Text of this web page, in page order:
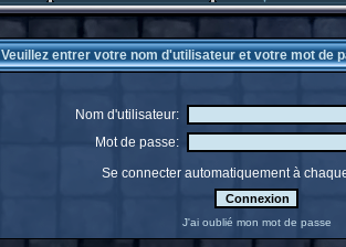
Veuillez entrer votre nom d'utilisateur et votre mot de
Nom d'utilisateur:
Mot de passe:
Se connecter automatiquement à
J'ai oublié mon mot de passe